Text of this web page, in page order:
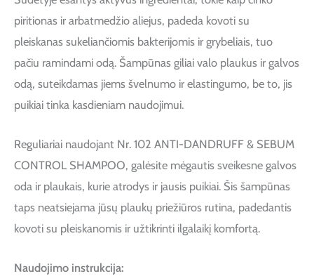
piritionas ir arbatmedžio aliejus, padeda kovoti su
pleiskanas sukeliančiomis bakterijomis ir grybeliais, tuo
pačiu ramindami odą. Šampūnas giliai valo plaukus ir galvos
odą, suteikdamas jiems švelnumo ir elastingumo, be to, jis
puikiai tinka kasdieniam naudojimui.
Reguliariai naudojant Nr. 102 ANTI-DANDRUFF & SEBUM
CONTROL SHAMPOO, galėsite mėgautis sveikesne galvos
oda ir plaukais, kurie atrodys ir jausis puikiai. Šis šampūnas
taps neatsiejama jūsų plaukų priežiūros rutina, padedantis
kovoti su pleiskanomis ir užtikrinti ilgalaikį komfortą.
Naudojimo instrukcija: